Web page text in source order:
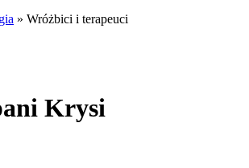
» Wróżbici i terapeuci
Krysi